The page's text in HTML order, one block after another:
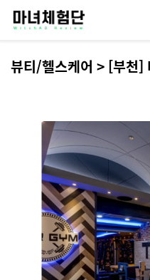
뷰티/헬스케어 > [부천]